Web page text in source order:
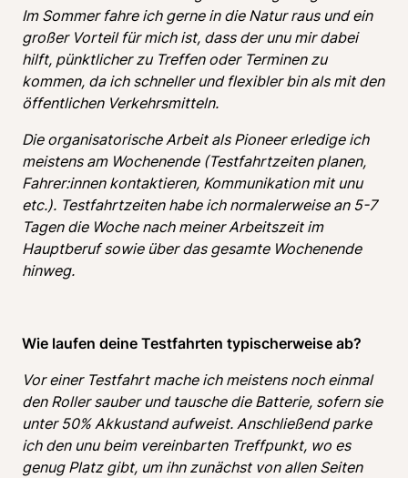
Im Sommer fahre ich gerne in die Natur raus und ein
großer Vorteil für mich ist, dass der unu mir dabei
hilft, pünktlicher zu Treffen oder Terminen zu
kommen, da ich schneller und flexibler bin als mit den
öffentlichen Verkehrsmitteln.
Die organisatorische Arbeit als Pioneer erledige ich
meistens am Wochenende (Testfahrtzeiten planen,
Fahrer:innen kontaktieren, Kommunikation mit unu
etc.). Testfahrtzeiten habe ich normalerweise an 5-7
Tagen die Woche nach meiner Arbeitszeit im
Hauptberuf sowie über das gesamte Wochenende
hinweg.
Wie laufen deine Testfahrten typischerweise ab?
Vor einer Testfahrt mache ich meistens noch einmal
den Roller sauber und tausche die Batterie, sofern sie
unter 50% Akkustand aufweist. Anschließend parke
ich den unu beim vereinbarten Treffpunkt, wo es
genug Platz gibt, um ihn zunächst von allen Seiten